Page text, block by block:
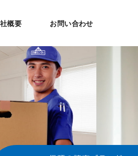
概要 お問い合わせ